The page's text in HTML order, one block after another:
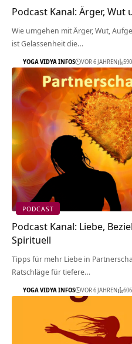
Podcast Kanal: Ärger,
Wie umgehen mit Ärger, Wut,
ist Gelassenheit die…
YOGA VIDYA INFOS VOR 6 JAHREN
PODCAST
Podcast Kanal: Liebe,
Spirituell
Tipps für mehr Liebe in
Ratschläge für tiefere…
YOGA VIDYA INFOS VOR 6 JAHREN